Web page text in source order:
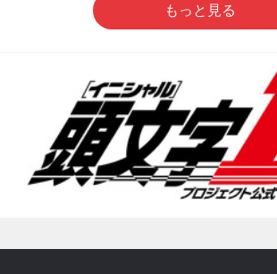
もっと見る